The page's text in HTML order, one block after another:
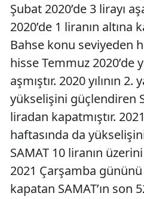
Şubat 2020’de 3 lirayı
2020’de 1 liranın
Bahse konu seviyeden
hisse Temmuz 2020’de
aşmıştır. 2020 yılının
yükselişini güçlendiren
liradan kapatmıştır.
haftasında da
SAMAT 10 liranın
2021 Çarşamba
kapatan SAMAT’ın son